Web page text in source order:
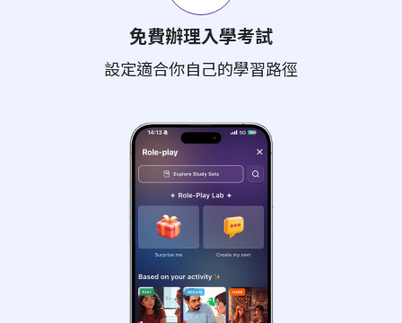
免費辦理入學考試
設定適合你自己的學習路徑